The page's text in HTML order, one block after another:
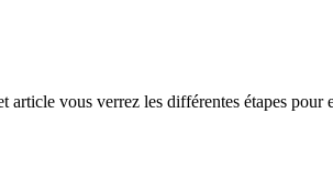
vous verrez les différentes étapes